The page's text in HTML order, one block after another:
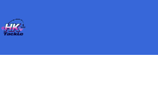
contenu